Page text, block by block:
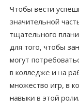
Чтобы вести
значительной
тщательного
для того, чтобы
могут
в колледже и на
множество игр, в
навыки в этой